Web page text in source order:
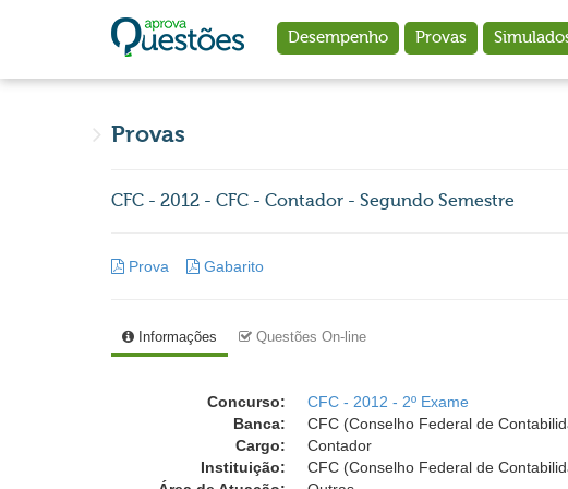
Desempenho Provas
Provas
CFC - 2012 - CFC - Contador - Segundo Semestre
Prova Gabarito
Informações Questões On-line
Concurso:
CFC - 2012 - 2º Exame
Banca:
CFC (Conselho Federal de
Cargo:
Contador
Instituição:
CFC (Conselho Federal de